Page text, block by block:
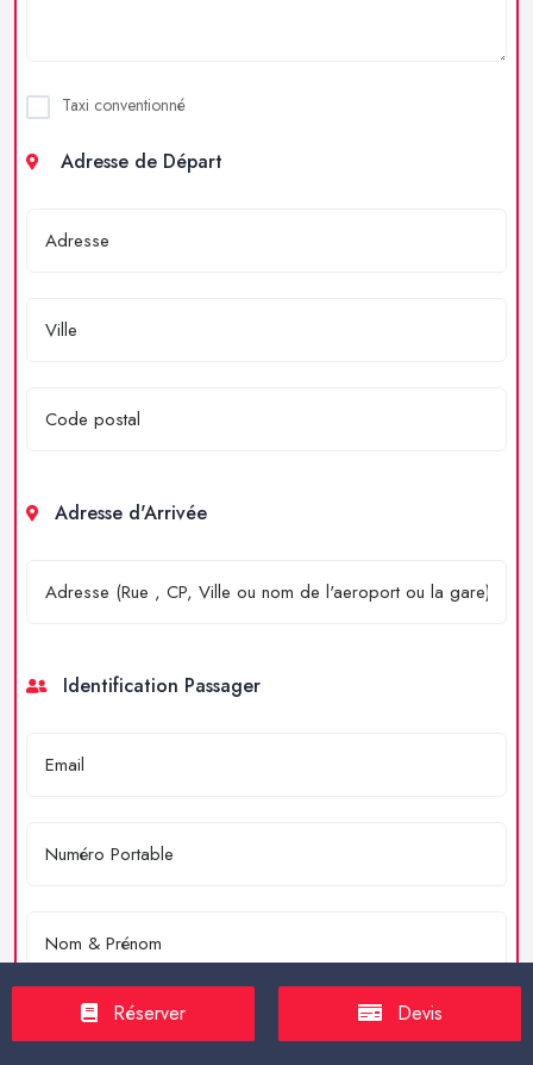
Taxi conventionné
Adresse de Départ
Adresse d'Arrivée
Identification Passager
Merci de résoudre l'équation : 4 + 2 = ?
Réserver Devis